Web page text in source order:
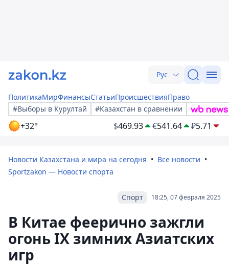
Рус
ПолитикаМирФинансыСтатьиПроисшествияПраво
#Выборы в Курултай
#Казахстан в сравнении
+32° $469.93 €541.64 ₽5.71
Новости Казахстана и мира на сегодня
Все новости
Sportzakon — Новости спорта
18:25, 07 февраля 2025
Спорт
В Китае феерично зажгли
огонь IX зимних Азиатских
игр